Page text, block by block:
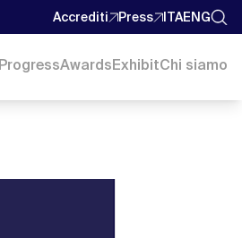
Accrediti Press ITAENG
AwardsExhibitChi siamo